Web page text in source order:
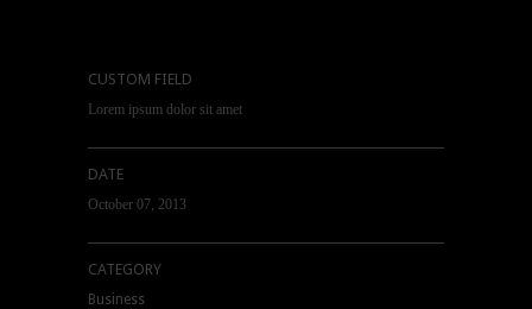
CUSTOM FIELD
Lorem ipsum dolor sit amet
DATE
October 07, 2013
CATEGORY
Business